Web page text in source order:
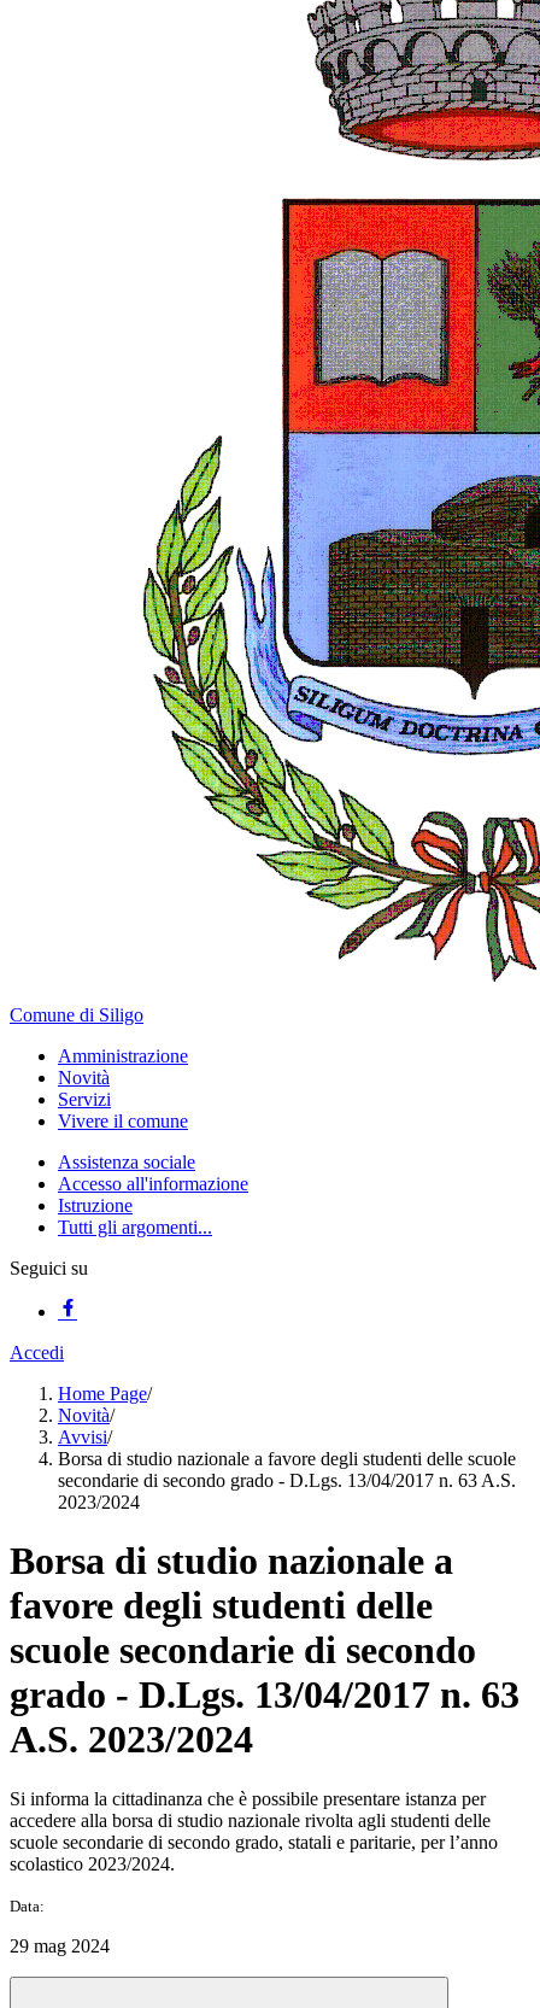
Comune di Siligo
Amministrazione
Novità
Servizi
Vivere il comune
Assistenza sociale
Accesso all'informazione
Istruzione
Tutti gli argomenti...
Seguici su
Accedi
Home Page/
Novità/
Avvisi/
Borsa di studio nazionale a favore degli studenti delle scuole
secondarie di secondo grado - D.Lgs. 13/04/2017 n. 63 A.S.
2023/2024
Borsa di studio nazionale a
favore degli studenti delle
scuole secondarie di secondo
grado - D.Lgs. 13/04/2017 n. 63
A.S. 2023/2024
Si informa la cittadinanza che è possibile presentare istanza per
accedere alla borsa di studio nazionale rivolta agli studenti delle
scuole secondarie di secondo grado, statali e paritarie, per l’anno
scolastico 2023/2024.
Data:
29 mag 2024